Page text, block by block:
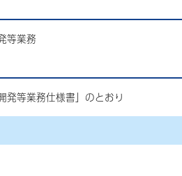
等業務
発等業務仕様書」のとおり